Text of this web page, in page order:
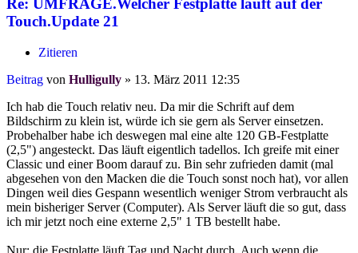
Re: UMFRAGE.Welcher Festplatte lauft auf der
Touch.Update 21
Zitieren
Beitrag von Hulligully » 13. März 2011 12:35
Ich hab die Touch relativ neu. Da mir die Schrift auf dem
Bildschirm zu klein ist, würde ich sie gern als Server einsetzen.
Probehalber habe ich deswegen mal eine alte 120 GB-Festplatte
(2,5") angesteckt. Das läuft eigentlich tadellos. Ich greife mit einer
Classic und einer Boom darauf zu. Bin sehr zufrieden damit (mal
abgesehen von den Macken die die Touch sonst noch hat), vor allen
Dingen weil dies Gespann wesentlich weniger Strom verbraucht als
mein bisheriger Server (Computer). Als Server läuft die so gut, dass
ich mir jetzt noch eine externe 2,5" 1 TB bestellt habe.
Nur: die Festplatte läuft Tag und Nacht durch. Auch wenn die